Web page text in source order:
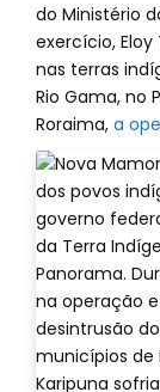
do Ministério
exercício,
nas terras
Rio Gama, no
Roraima, a